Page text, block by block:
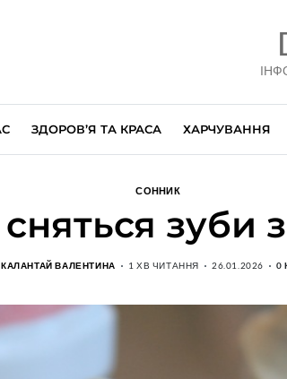
ЗДОРОВ’Я ТА КРАСА ХАРЧУВАННЯ
СОННИК
зуби
КАЛАНТАЙ ВАЛЕНТИНА 1 ХВ ЧИТАННЯ 26.01.2026 0